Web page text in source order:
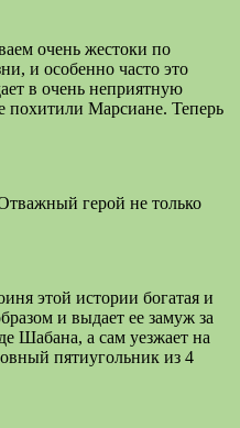
очень жестоки по
и особенно часто это
в очень неприятную
похитили Марсиане. Теперь
герой не только
этой истории богатая и
и выдает ее замуж за
Шабана, а сам уезжает на
пятиугольник из 4